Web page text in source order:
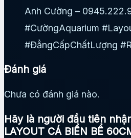
Anh Cường –
#CườngAquarium
#ĐẳngCấpChấtLượng
Đánh giá
Chưa có đánh giá nào.
Hãy là người đầu tiên
LAYOUT CÁ BIỂN BỂ